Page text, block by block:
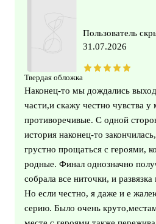
Твердая обложка
Пользователь
31.07.2026
Наконец-то мы дождались
части,и скажу честно чувства у
противоречивые. С одной
история наконец-то
грустно прощаться с героями,
родные. Финал однозначно
собрала все ниточки, и
Но если честно, я даже и е
серию. Было очень